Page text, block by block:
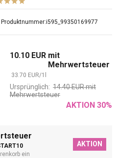
Produktnummer:i595_99350169977
10.10 EUR mit
Mehrwertsteuer
33.70 EUR/1
Ursprünglich: 14.40EURmit
Mehrwertsteuer
AKTION 30%
ein
AKTION